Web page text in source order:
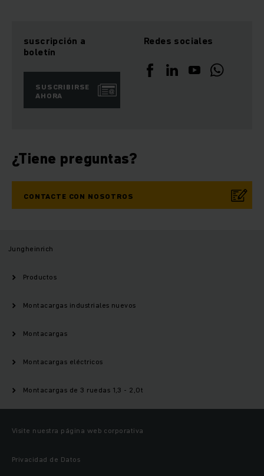
suscripción a
boletín
SUSCRIBIRSE
AHORA
Redes sociales
¿Tiene preguntas?
CONTACTE CON NOSOTROS
Jungheinrich
Productos
Montacargas industriales nuevos
Montacargas
Montacargas eléctricos
Montacargas de 3 ruedas 1,3 - 2,0t
Visite nuestra página web corporativa
Privacidad de Datos